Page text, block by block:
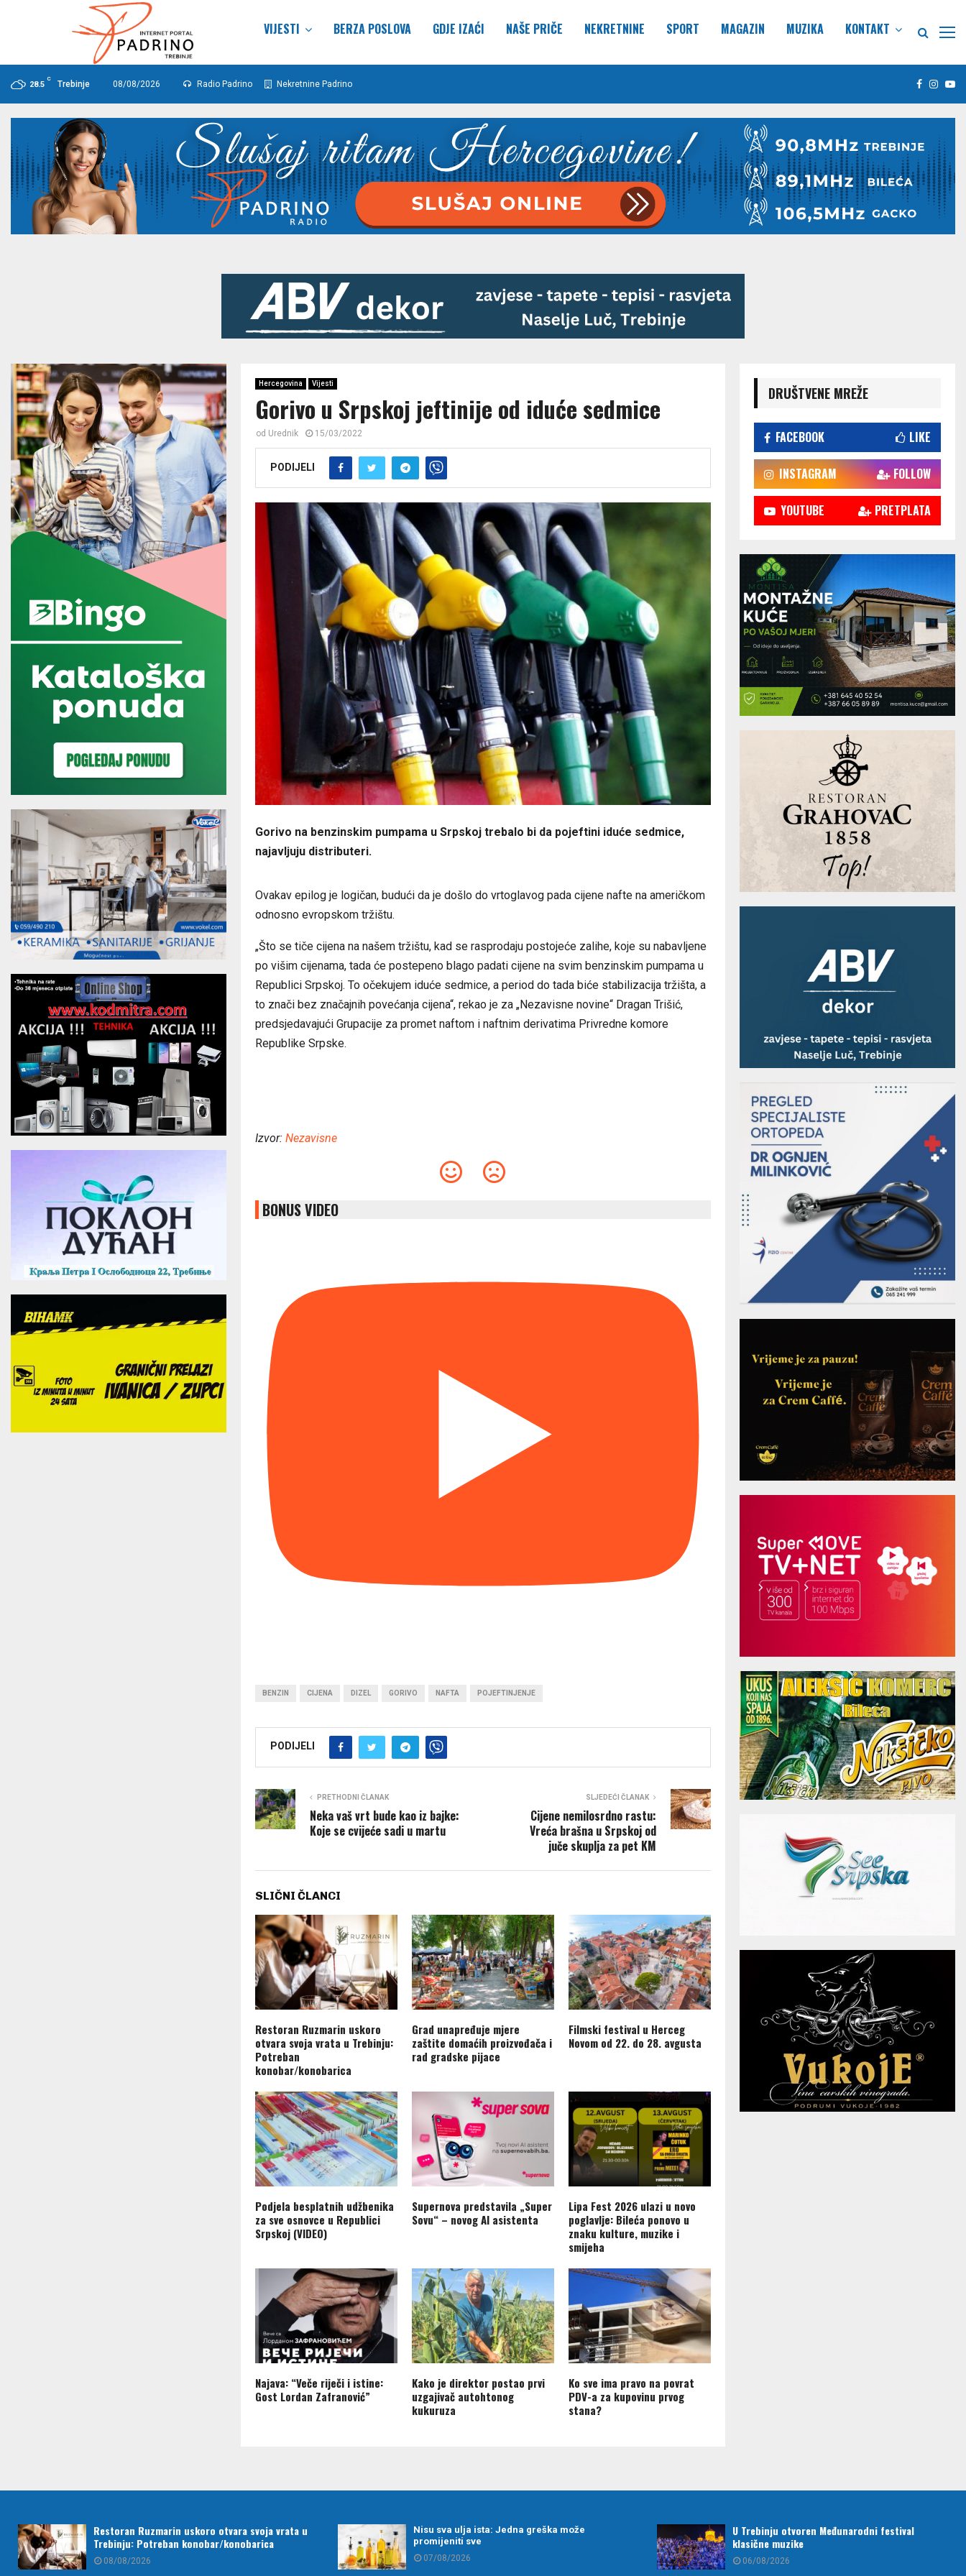
VIJESTI BERZA POSLOVA GDJE IZAĆI NAŠE PRIČE NEKRETNINE SPORT MAGAZIN MUZIKA KONTAKT
28.5
C
Trebinje 08/08/2026 Radio Padrino Nekretnine Padrino Facebook
Hercegovina Vijesti
Gorivo u Srpskoj jeftinije od iduće sedmice
od Urednik 15/03/2022
PODIJELI
Gorivo na benzinskim pumpama u Srpskoj trebalo bi da pojeftini iduće sedmice,
najavljuju distributeri.
Ovakav epilog je logičan, budući da je došlo do vrtoglavog pada cijene nafte na američkom
odnosno evropskom tržištu.
„Što se tiče cijena na našem tržištu, kad se rasprodaju postojeće zalihe, koje su nabavljene
po višim cijenama, tada će postepeno blago padati cijene na svim benzinskim pumpama u
Republici Srpskoj. To očekujem iduće sedmice, a period do tada biće stabilizacija tržišta, a
to znači bez značajnih povećanja cijena“, rekao je za „Nezavisne novine“ Dragan Trišić,
predsjedavajući Grupacije za promet naftom i naftnim derivatima Privredne komore
Republike Srpske.
Izvor: Nezavisne
BONUS VIDEO
BENZIN CIJENA DIZEL GORIVO NAFTA POJEFTINJENJE
PODIJELI
PRETHODNI ČLANAK
Neka vaš vrt bude kao iz bajke:
Koje se cvijeće sadi u martu
SLJEDEĆI ČLANAK
Cijene nemilosrdno rastu:
Vreća brašna u Srpskoj od
juče skuplja za pet KM
SLIČNI ČLANCI
Restoran Ruzmarin uskoro
otvara svoja vrata u Trebinju:
Potreban
konobar/konobarica
Grad unapređuje mjere
zaštite domaćih proizvođača i
rad gradske pijace
Filmski festival u Herceg
Novom od 22. do 28. avgusta
Podjela besplatnih udžbenika
za sve osnovce u Republici
Srpskoj (VIDEO)
Supernova predstavila „Super
Sovu“ – novog AI asistenta
Lipa Fest 2026 ulazi u novo
poglavlje: Bileća ponovo u
znaku kulture, muzike i
smijeha
Najava: “Veče riječi i istine:
Gost Lordan Zafranović”
Kako je direktor postao prvi
uzgajivač autohtonog
kukuruza
Ko sve ima pravo na povrat
PDV-a za kupovinu prvog
stana?
DRUŠTVENE MREŽE
FACEBOOK LIKE
INSTAGRAM FOLLOW
YOUTUBE PRETPLATA
Restoran Ruzmarin uskoro otvara svoja vrata u
Trebinju: Potreban konobar/konobarica
08/08/2026
Nisu sva ulja ista: Jedna greška može
promijeniti sve
07/08/2026
U Trebinju otvoren Međunarodni festival
klasične muzike
06/08/2026